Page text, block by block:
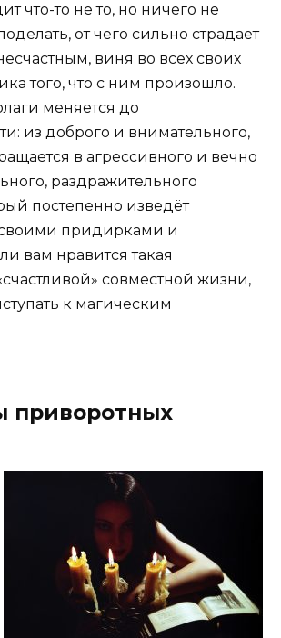
что-то не то, но ничего не
от чего сильно страдает
виня во всех своих
того, что с ним произошло.
меняется до
из доброго и внимательного,
в агрессивного и вечно
раздражительного
постепенно изведёт
придирками и
вам нравится такая
совместной жизни,
к магическим
приворотных